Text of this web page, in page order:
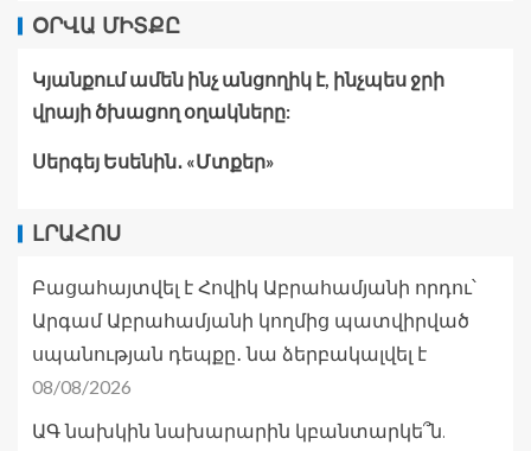
ՕՐՎԱ ՄԻՏՔԸ
Կյանքում ամեն ինչ անցողիկ է, ինչպես ջրի
վրայի ծխացող օղակները:
Սերգեյ Եսենին․ «Մտքեր»
ԼՐԱՀՈՍ
Բացահայտվել է Հովիկ Աբրահամյանի որդու՝
Արգամ Աբրահամյանի կողմից պատվիրված
սպանության դեպքը․ նա ձերբակալվել է
08/08/2026
ԱԳ նախկին նախարարին կբանտարկե՞ն.